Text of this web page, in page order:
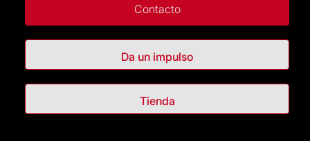
Contacto
Da un impulso
Tienda